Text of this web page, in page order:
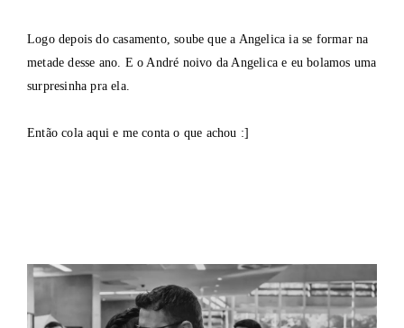
Logo depois do casamento, soube que a Angelica ia se formar na
metade desse ano. E o André noivo da Angelica e eu bolamos uma
surpresinha pra ela.
Então cola aqui e me conta o que achou :]